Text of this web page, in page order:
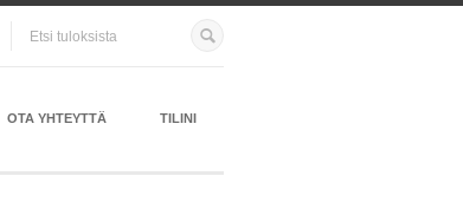
OTA YHTEYTTÄ TILINI